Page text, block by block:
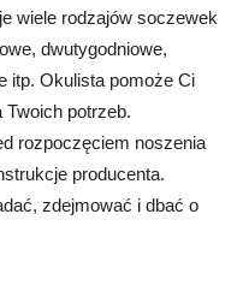
wiele rodzajów soczewek
dwutygodniowe,
itp. Okulista pomoże Ci
potrzeb.
rozpoczęciem noszenia
producenta.
zdejmować i dbać o